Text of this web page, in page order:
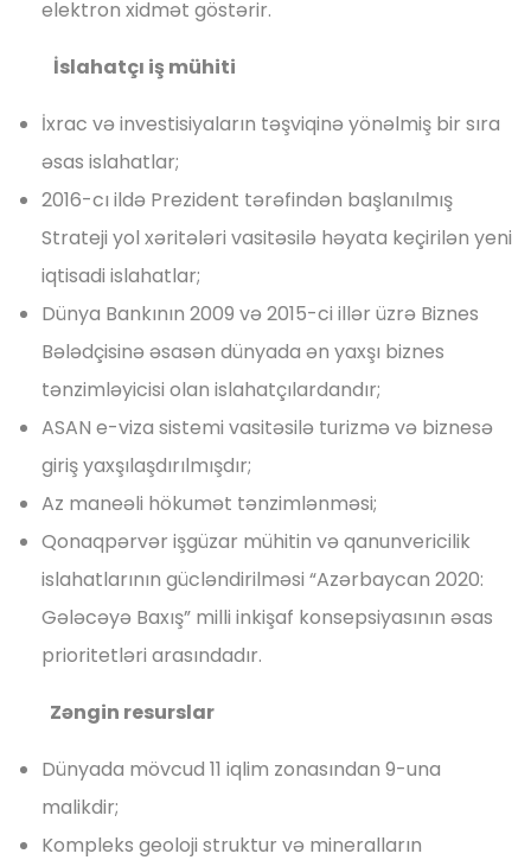
elektron xidmət göstərir.
İslahatçı iş mühiti
İxrac və investisiyaların təşviqinə yönəlmiş bir sıra
əsas islahatlar;
2016-cı ildə Prezident tərəfindən başlanılmış
Strateji yol xəritələri vasitəsilə həyata keçirilən yeni
iqtisadi islahatlar;
Dünya Bankının 2009 və 2015-ci illər üzrə Biznes
Bələdçisinə əsasən dünyada ən yaxşı biznes
tənzimləyicisi olan islahatçılardandır;
ASAN e-viza sistemi vasitəsilə turizmə və biznesə
giriş yaxşılaşdırılmışdır;
Az maneəli hökumət tənzimlənməsi;
Qonaqpərvər işgüzar mühitin və qanunvericilik
islahatlarının gücləndirilməsi “Azərbaycan 2020:
Gələcəyə Baxış” milli inkişaf konsepsiyasının əsas
prioritetləri arasındadır.
Zəngin resurslar
Dünyada mövcud 11 iqlim zonasından 9-una
malikdir;
Kompleks geoloji struktur və mineralların